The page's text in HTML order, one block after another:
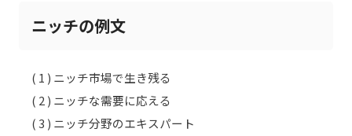
ニッチの例文
( 1 ) ニッチ市場で生き残る
( 2 ) ニッチな需要に応える
( 3 ) ニッチ分野のエキスパート